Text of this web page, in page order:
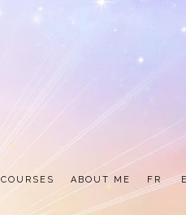
COURSES ABOUT ME FR